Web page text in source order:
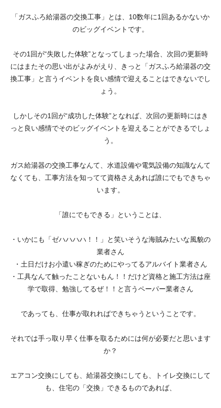
「ガスふろ給湯器の交換工事」とは、10数年に1回あるかないか
のビッグイベントです。
その1回が“失敗した体験”となってしまった場合、次回の更新時
にはまたその思い出がよみがえり、きっと「ガスふろ給湯器の交
換工事」と言うイベントを良い感情で迎えることはできないでし
ょう。
しかしその1回が“成功した体験”となれば、次回の更新時にはき
っと良い感情でそのビッグイベントを迎えることができるでしょ
う。
ガス給湯器の交換工事なんて、水道設備や電気設備の知識なんて
なくても、工事方法を知ってて資格さえあれば誰にでもできちゃ
います。
「誰にでもできる」ということは、
・いかにも「ゼハハハハ！！」と笑いそうな海賊みたいな風貌の
業者さん
・土日だけお小遣い稼ぎのためにやってるアルバイト業者さん
・工具なんて触ったことないもん！！だけど資格と施工方法は座
学で取得、勉強してるぜ！！と言うペーパー業者さん
であっても、仕事が取れればできちゃうということです。
それでは手っ取り早く仕事を取るためには何が必要だと思います
か？
エアコン交換にしても、給湯器交換にしても、トイレ交換にして
も、住宅の「交換」できるものであれば、